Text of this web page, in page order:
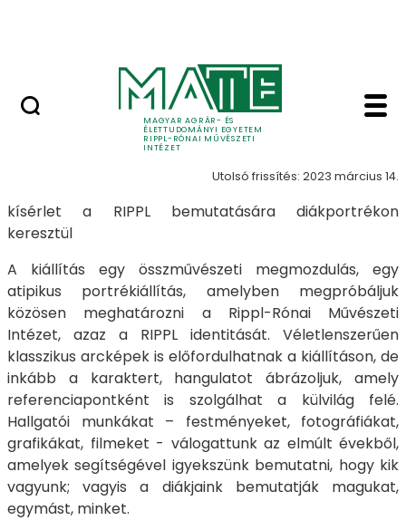
MAGYAR AGRÁR- ÉS
ÉLETTUDOMÁNYI EGYETEM
RIPPL-RÓNAI MŰVÉSZETI
INTÉZET
Galéria 2022 - 3 -
#RIPPLportre
Utolsó frissítés: 2023 március 14.
kísérlet a RIPPL bemutatására diákportrékon
keresztül
A kiállítás egy összművészeti megmozdulás, egy
atipikus portrékiállítás, amelyben megpróbáljuk
közösen meghatározni a Rippl-Rónai Művészeti
Intézet, azaz a RIPPL identitását. Véletlenszerűen
klasszikus arcképek is előfordulhatnak a kiállításon, de
inkább a karaktert, hangulatot ábrázoljuk, amely
referenciapontként is szolgálhat a külvilág felé.
Hallgatói munkákat – festményeket, fotográfiákat,
grafikákat, filmeket - válogattunk az elmúlt évekből,
amelyek segítségével igyekszünk bemutatni, hogy kik
vagyunk; vagyis a diákjaink bemutatják magukat,
egymást, minket.